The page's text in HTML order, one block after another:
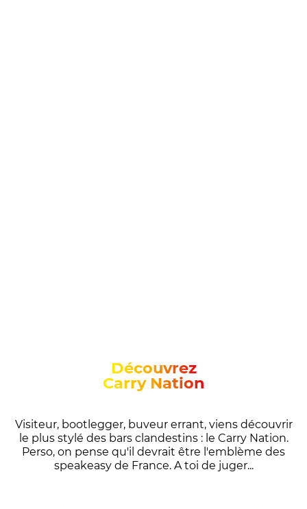
Découvrez
Carry Nation
Visiteur, bootlegger, buveur errant, viens découvrir
le plus stylé des bars clandestins : le Carry Nation.
Perso, on pense qu'il devrait être l'emblème des
speakeasy de France. A toi de juger...